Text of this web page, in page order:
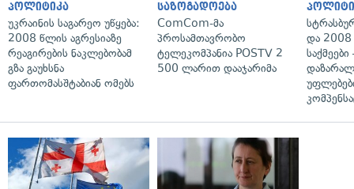
პოლიტიკა
უკრაინის საგარეო უწყება:
2008 წლის აგრესიაზე
რეაგირების ნაკლებობამ
გზა გაუხსნა
ფართომასშტაბიან ომებს
საზოგადოება
ComCom-მა
პროსამთავრობო
ტელეკომპანია POSTV 2
500 ლარით დააჯარიმა
და 2008